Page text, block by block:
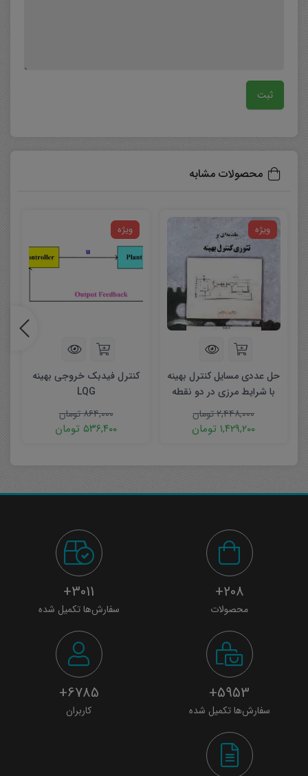
محصولات مشابه
ویژه
حل عددی مسایل کنترل بهینه
با شرایط مرزی در دو نقطه
مجزا
۲,۴۴۸,۰۰۰تومان
۱,۴۲۹,۲۰۰ تومان
ویژه
کنترل فیدبک خروجی بهینه
LQG
۸۶۴,۰۰۰تومان
۵۳۶,۴۰۰ تومان
208+
محصولات
3011+
سفارش‌ها تکمیل شده
5953+
سفارش‌ها تکمیل شده
6785+
کاربران